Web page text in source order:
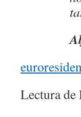
Lectura